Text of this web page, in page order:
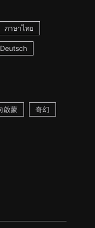
ภาษาไทย
Deutsch
啟蒙 奇幻